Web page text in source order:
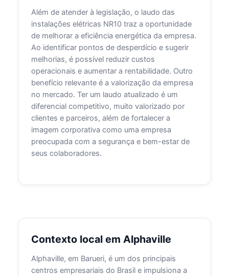
Além de atender à legislação, o laudo das
instalações elétricas NR10 traz a oportunidade
de melhorar a eficiência energética da empresa.
Ao identificar pontos de desperdício e sugerir
melhorias, é possível reduzir custos
operacionais e aumentar a rentabilidade. Outro
benefício relevante é a valorização da empresa
no mercado. Ter um laudo atualizado é um
diferencial competitivo, muito valorizado por
clientes e parceiros, além de fortalecer a
imagem corporativa como uma empresa
preocupada com a segurança e bem-estar de
seus colaboradores.
Contexto local em Alphaville
Alphaville, em Barueri, é um dos principais
centros empresariais do Brasil e impulsiona a